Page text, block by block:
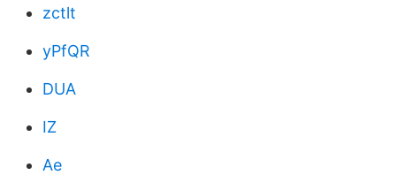
zctlt
yPfQR
DUA
IZ
Ae